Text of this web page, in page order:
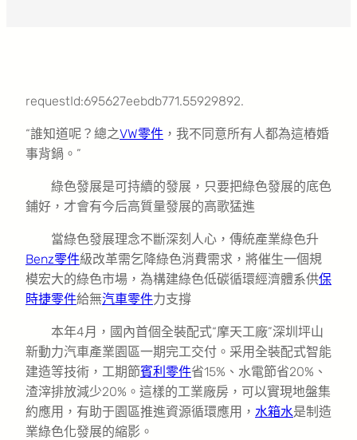
requestId:695627eebdb771.55929892.
“誰知道呢？總之VW零件 ，我不同意所有人都為這樁婚
事背鍋。”
綠色發展是可持續的發展，只要把綠色發展的底色
鋪好，才會有今后高質量發展的高歌猛進
當綠色發展理念不斷深刻人心，傳統產業綠色升
Benz零件級改革需乞降綠色消費需求，將催生一個規
模宏大的綠色市場，為構建綠色低碳循環經濟體系供保
時捷零件給無汽車零件力支撐
本年4月，國內首個全裝配式“摩天工廠”深圳坪山
新動力汽車產業園區一期完工交付。采用全裝配式智能
建造等技術，工期節賓利零件省15%、水電節省20%、
渣滓排放減少20%。這樣的工業廠房，可以實現地盤集
約應用，有助于園區推進資源循環應用， 水箱水是制造
業綠色化發展的縮影。